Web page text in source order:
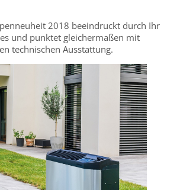
2018 beeindruckt durch Ihr
und punktet gleichermaßen mit
technischen Ausstattung.